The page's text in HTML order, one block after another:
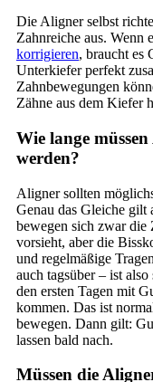
Die Aligner selbst
Zahnreiche aus. Wenn
korrigieren, braucht es
Unterkiefer perfekt
Zahnbewegungen
Zähne aus dem Kiefer
Wie lange
werden?
Aligner sollten
Genau das Gleiche gilt
bewegen sich zwar die
vorsieht, aber die
und regelmäßige
auch tagsüber – ist
den ersten Tagen mit
kommen. Das ist
bewegen. Dann gilt:
lassen bald nach.
Müssen die